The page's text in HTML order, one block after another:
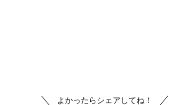
よかったらシェアしてね！